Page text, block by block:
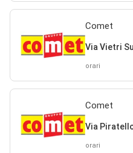
Comet
Via Vietri
orari
Comet
Via
orari